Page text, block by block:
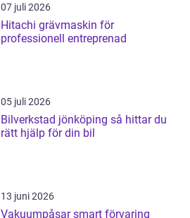
07 juli 2026
Hitachi grävmaskin för
professionell entreprenad
05 juli 2026
Bilverkstad jönköping så hittar du
rätt hjälp för din bil
13 juni 2026
Vakuumpåsar smart förvaring